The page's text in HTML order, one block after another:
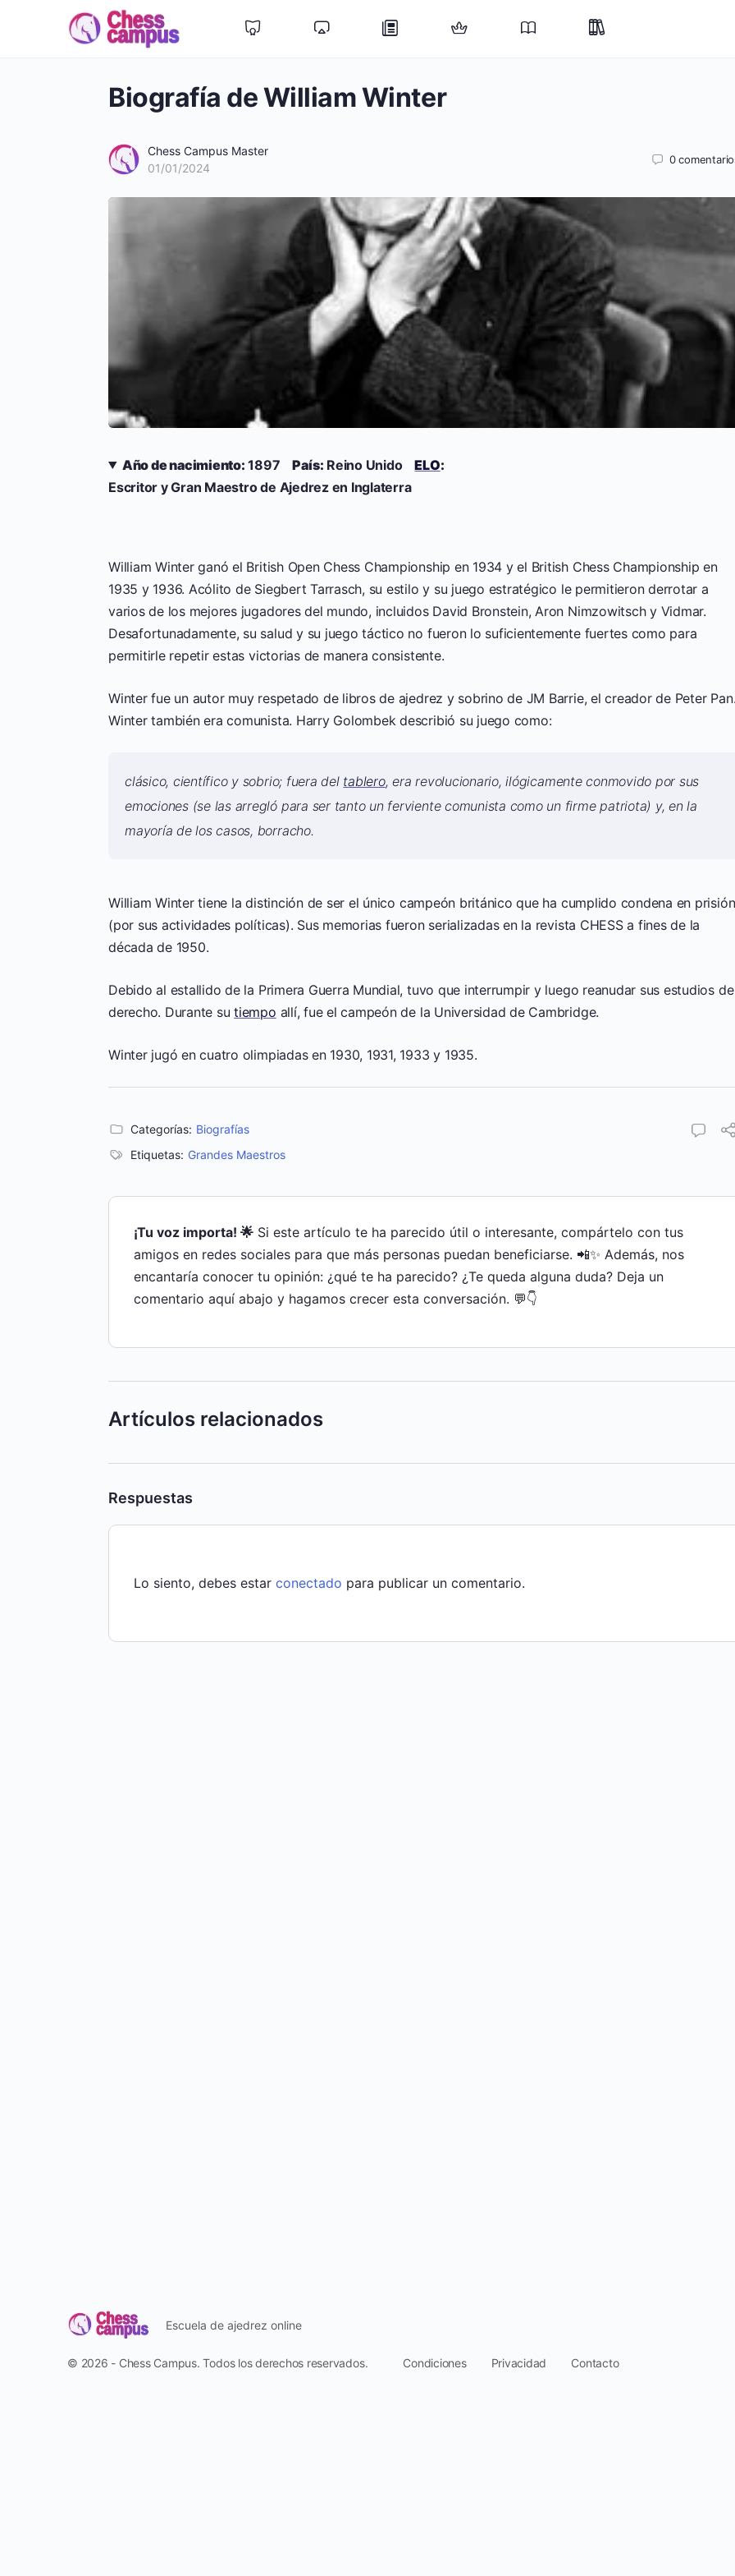
Biografía de William Winter
Chess Campus Master
01/01/2024
0
Año de nacimiento: 1897País: Reino UnidoELO:
Escritor y Gran Maestro de Ajedrez en Inglaterra
William Winter ganó el British Open Chess Championship en 1934 y el British Chess Championship en
1935 y 1936. Acólito de Siegbert Tarrasch, su estilo y su juego estratégico le permitieron derrotar a
varios de los mejores jugadores del mundo, incluidos David Bronstein, Aron Nimzowitsch y Vidmar.
Desafortunadamente, su salud y su juego táctico no fueron lo suficientemente fuertes como para
permitirle repetir estas victorias de manera consistente.
Winter fue un autor muy respetado de libros de ajedrez y sobrino de JM Barrie, el creador de Peter Pan.
Winter también era comunista. Harry Golombek describió su juego como:
clásico, científico y sobrio; fuera del tablero, era revolucionario, ilógicamente conmovido por sus
emociones (se las arregló para ser tanto un ferviente comunista como un firme patriota) y, en la
mayoría de los casos, borracho.
William Winter tiene la distinción de ser el único campeón británico que ha cumplido condena en prisión
(por sus actividades políticas). Sus memorias fueron serializadas en la revista CHESS a fines de la
década de 1950.
Debido al estallido de la Primera Guerra Mundial, tuvo que interrumpir y luego reanudar sus estudios de
derecho. Durante sutiempo allí, fue el campeón de la Universidad de Cambridge.
Winter jugó en cuatro olimpiadas en 1930, 1931, 1933 y 1935.
Categorías: Biografías
Etiquetas: Grandes Maestros
¡Tu voz importa! 🌟 Si este artículo te ha parecido útil o interesante, compártelo con tus
amigos en redes sociales para que más personas puedan beneficiarse. 📲✨ Además, nos
encantaría conocer tu opinión: ¿qué te ha parecido? ¿Te queda alguna duda? Deja un
comentario aquí abajo y hagamos crecer esta conversación. 💬👇
Artículos relacionados
Respuestas
Lo siento, debes estar conectado para publicar un comentario.
Escuela de ajedrez online
© 2026 - Chess Campus. Todos los derechos reservados. Condiciones Privacidad Contacto